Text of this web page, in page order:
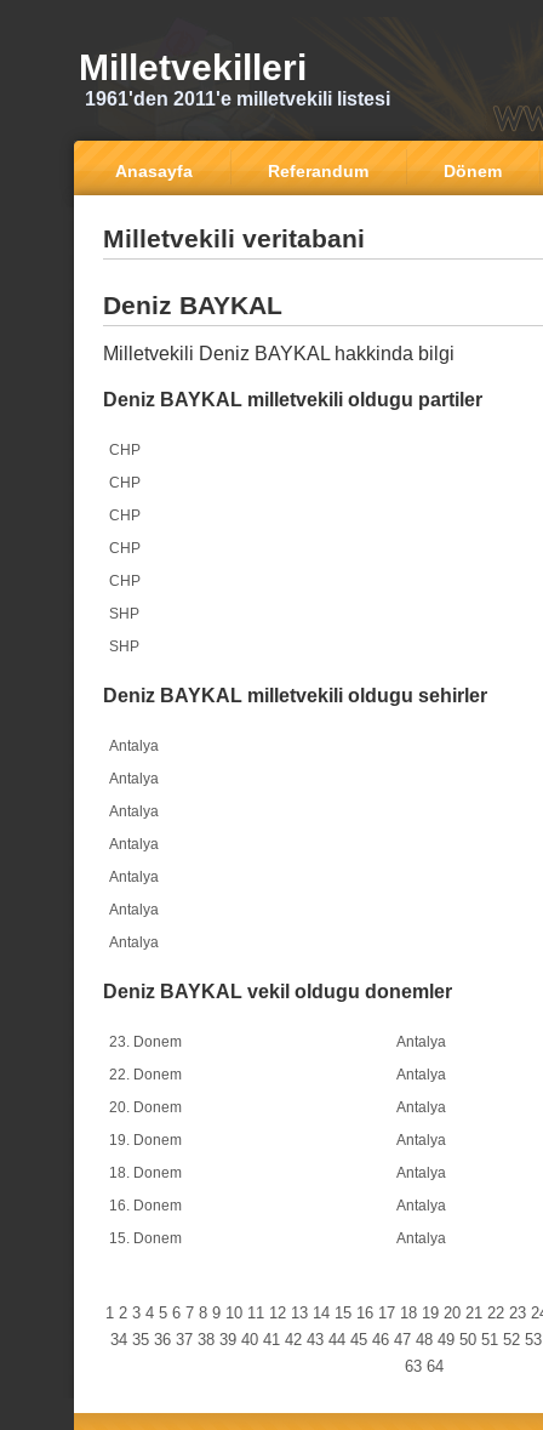
Milletvekilleri
1961'den 2011'e milletvekili listesi
Anasayfa Referandum Dönem
Milletvekili veritabani
Deniz BAYKAL
Milletvekili Deniz BAYKAL hakkinda bilgi
Deniz BAYKAL milletvekili oldugu partiler
CHP
CHP
CHP
CHP
CHP
SHP
SHP
Deniz BAYKAL milletvekili oldugu sehirler
Antalya
Antalya
Antalya
Antalya
Antalya
Antalya
Antalya
Deniz BAYKAL vekil oldugu donemler
23. Donem
Antalya
22. Donem
Antalya
20. Donem
Antalya
19. Donem
Antalya
18. Donem
Antalya
16. Donem
Antalya
15. Donem
Antalya
1 2 3 4 5 6 7 8 9 10 11 12 13 14 15 16 17 18 19 20 21 22 23
34 35 36 37 38 39 40 41 42 43 44 45 46 47 48 49 50 51 52 53
63 64